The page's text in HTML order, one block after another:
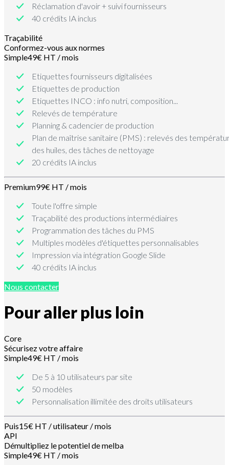
Réclamation d'avoir + suivi fournisseurs
40 crédits IA inclus
Traçabilité
Conformez-vous aux normes
Simple49€ HT / mois
Etiquettes fournisseurs digitalisées
Etiquettes de production
Etiquettes INCO : info nutri, composition...
Relevés de température
Planning & cadencier de production
Plan de maîtrise sanitaire (PMS) : relevés des
des huiles, des tâches de nettoyage
20 crédits IA inclus
Premium99€ HT / mois
Toute l'offre simple
Traçabilité des productions intermédiaires
Programmation des tâches du PMS
Multiples modèles d'étiquettes personnalisables
Impression via intégration Google Slide
40 crédits IA inclus
Nous contacter
Pour aller plus loin
Core
Sécurisez votre affaire
Simple49€ HT / mois
De 5 à 10 utilisateurs par site
50 modèles
Personnalisation illimitée des droits utilisateurs
Puis15€ HT / utilisateur / mois
API
Démultipliez le potentiel de melba
Simple49€ HT / mois